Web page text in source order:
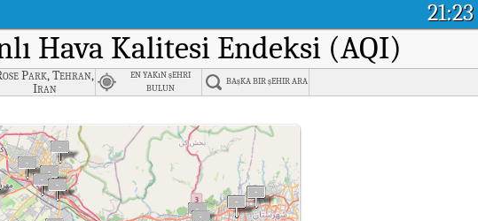
21:23
Hava Kalitesi Endeksi (AQI)
Park, Tehran,
Iran
EN YAKıN şEHRI
BULUN
BAşKA BIR şEHIR ARA